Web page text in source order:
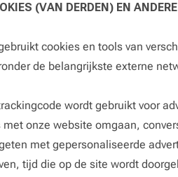
(VAN DERDEN) EN
cookies en tools van
de belangrijkste externe
wordt gebruikt voor
met onze website omgaan,
met gepersonaliseerde
tijd die op de site wordt